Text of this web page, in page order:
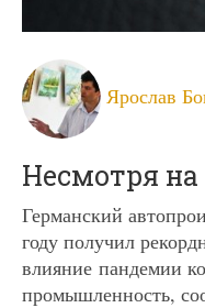
Ярослав
Несмотря на
Германский
году получил
влияние пандемии
промышленность,